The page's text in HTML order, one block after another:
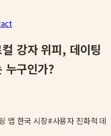
강자 위피, 데이팅
누구인가?
앱 한국 시장#사용자 친화적 데